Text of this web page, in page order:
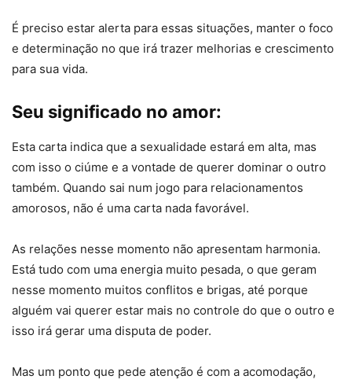
É preciso estar alerta para essas situações, manter o foco
e determinação no que irá trazer melhorias e crescimento
para sua vida.
Seu significado no amor:
Esta carta indica que a sexualidade estará em alta, mas
com isso o ciúme e a vontade de querer dominar o outro
também. Quando sai num jogo para relacionamentos
amorosos, não é uma carta nada favorável.
As relações nesse momento não apresentam harmonia.
Está tudo com uma energia muito pesada, o que geram
nesse momento muitos conflitos e brigas, até porque
alguém vai querer estar mais no controle do que o outro e
isso irá gerar uma disputa de poder.
Mas um ponto que pede atenção é com a acomodação,